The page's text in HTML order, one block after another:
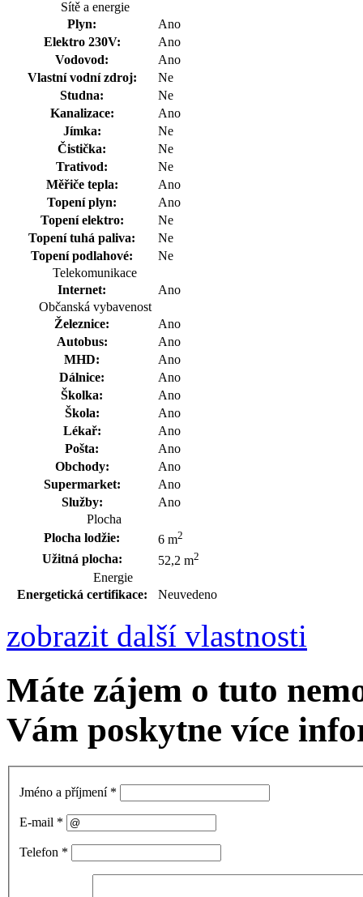
Sítě a energie
Plyn:
Ano
Elektro 230V:
Ano
Vodovod:
Ano
Vlastní vodní zdroj:
Ne
Studna:
Ne
Kanalizace:
Ano
Jímka:
Ne
Čistička:
Ne
Trativod:
Ne
Měřiče tepla:
Ano
Topení plyn:
Ano
Topení elektro:
Ne
Topení tuhá paliva:
Ne
Topení podlahové:
Ne
Telekomunikace
Internet:
Ano
Občanská vybavenost
Železnice:
Ano
Autobus:
Ano
MHD:
Ano
Dálnice:
Ano
Školka:
Ano
Škola:
Ano
Lékař:
Ano
Pošta:
Ano
Obchody:
Ano
Supermarket:
Ano
Služby:
Ano
Plocha
Plocha lodžie:
6 m2
Užitná plocha: 52,2 m2
Energie
Energetická certifikace:
Neuvedeno
zobrazit další vlastnosti
Máte zájem o tuto
Vám poskytne více
Jméno a příjmení *
E-mail *
Telefon *